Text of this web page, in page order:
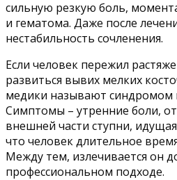
сильную резкую боль,
и гематома. Даже после
нестабильность сочленения.
Если человек пережил
развиться вывих мелких
медики называют синдромом
Симптомы – утренние боли,
внешней части ступни,
что человек длительное
Между тем, излечивается он
профессиональном подходе.